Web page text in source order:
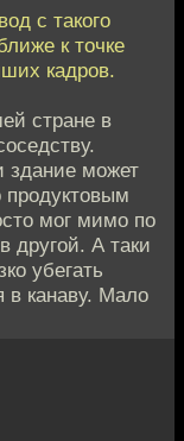
с такого
к точке
кадров.
стране в
здание может
продуктовым
мог мимо по
другой. А таки
убегать
в канаву. Мало